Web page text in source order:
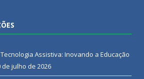
Assistiva: Inovando a Educação
de julho de 2026